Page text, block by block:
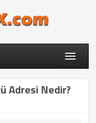
Toggle
Adresi Nedir?